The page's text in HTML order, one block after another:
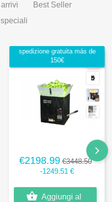
Best Seller
spedizione gratuita más de
150€
€2198.99 €3448.50
-1249.51 €
Aggiungi al